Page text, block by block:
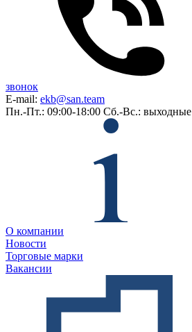
звонок
E-mail: ekb@san.team
Пн.-Пт.: 09:00-18:00 Сб.-Вс.: выходные
О компании
Новости
Торговые марки
Вакансии